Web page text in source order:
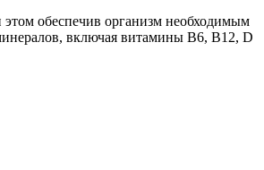
обеспечив организм необходимым
включая витамины B6, B12, D